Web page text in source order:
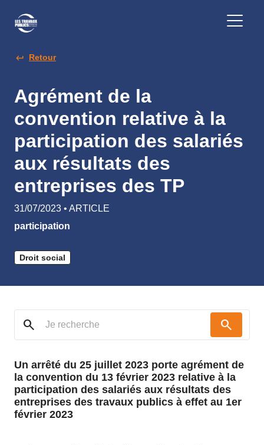
Retour
Agrément de la
convention relative à la
participation des salariés
aux résultats des
entreprises des TP
31/07/2023 • ARTICLE
participation
Droit social
search search
Un arrêté du 25 juillet 2023 porte agrément de
la convention du 13 février 2023 relative à la
participation des salariés aux résultats des
entreprises des travaux publics à effet au 1er
février 2023